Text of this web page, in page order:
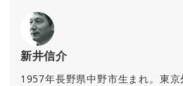
新井信介
1957年長野県中野市生まれ。東